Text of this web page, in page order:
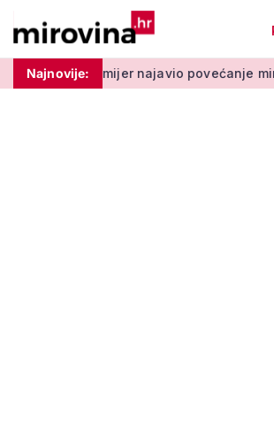
Najnovije:
najavio povećanje mirovina za 200.000